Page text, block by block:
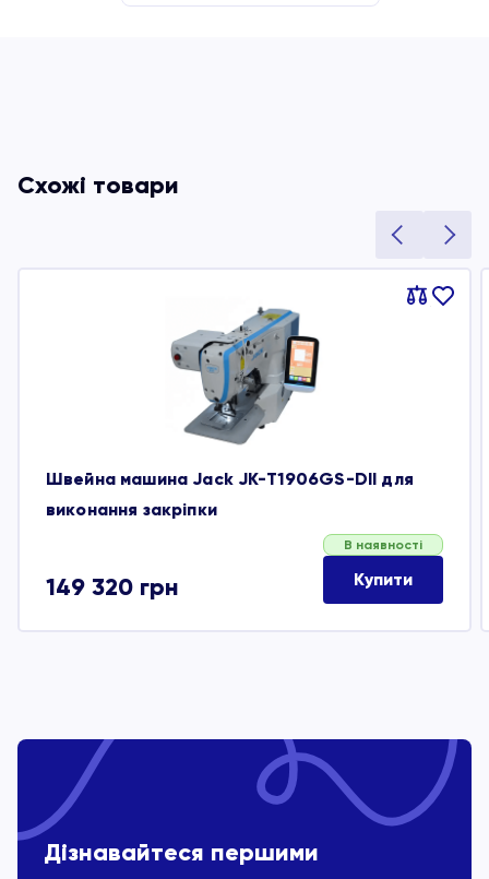
Схожі товари
Порівняти
В
Швейна машина Jack JK-T1906GS-DII для
виконання закріпки
149 320 грн
В наявності
Купити
Дізнавайтеся першими